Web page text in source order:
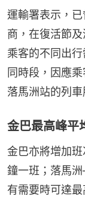
運輸署表示，
商，在復活節
乘客的不同出
同時段，因應
落馬洲站的列車
金巴最高峰平
金巴亦將增加
鐘一班；落馬
有需要時可達